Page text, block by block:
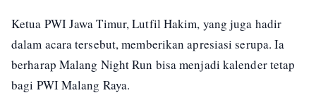
Ketua PWI Jawa Timur, Lutfil Hakim, yang juga hadir
dalam acara tersebut, memberikan apresiasi serupa. Ia
berharap Malang Night Run bisa menjadi kalender tetap
bagi PWI Malang Raya.